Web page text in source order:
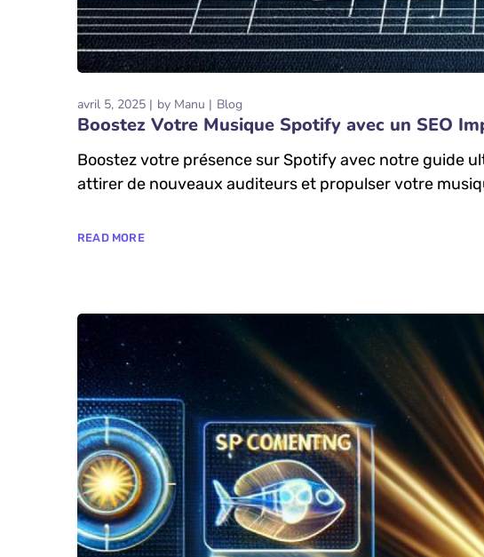
avril 5, 2025 by Manu Blog
Boostez Votre Musique Spotify avec un SEO
Boostez votre présence sur Spotify avec notre guide
attirer de nouveaux auditeurs et propulser votre
READ MORE